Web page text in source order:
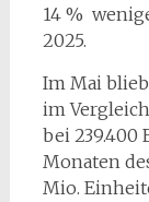
14 %
2025.
Im Mai
im
bei 239.400
Monaten
Mio.